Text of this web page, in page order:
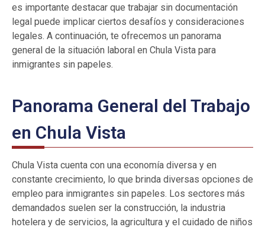
es importante destacar que trabajar sin documentación
legal puede implicar ciertos desafíos y consideraciones
legales. A continuación, te ofrecemos un panorama
general de la situación laboral en Chula Vista para
inmigrantes sin papeles.
Panorama General del Trabajo
en Chula Vista
Chula Vista cuenta con una economía diversa y en
constante crecimiento, lo que brinda diversas opciones de
empleo para inmigrantes sin papeles. Los sectores más
demandados suelen ser la construcción, la industria
hotelera y de servicios, la agricultura y el cuidado de niños